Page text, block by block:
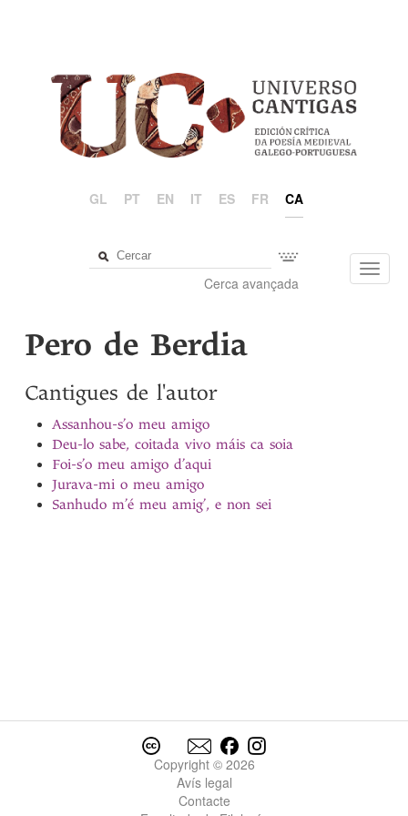
GL PT EN IT ES FR CA
Cerca avançada
Pero de Berdia
Cantigues de l'autor
Assanhou-s’o meu amigo
Deu-lo sabe, coitada vivo máis ca soia
Foi-s’o meu amigo d’aqui
Jurava-mi o meu amigo
Sanhudo m’é meu amig’, e non sei
Copyright © 2026
Avís legal
Contacte